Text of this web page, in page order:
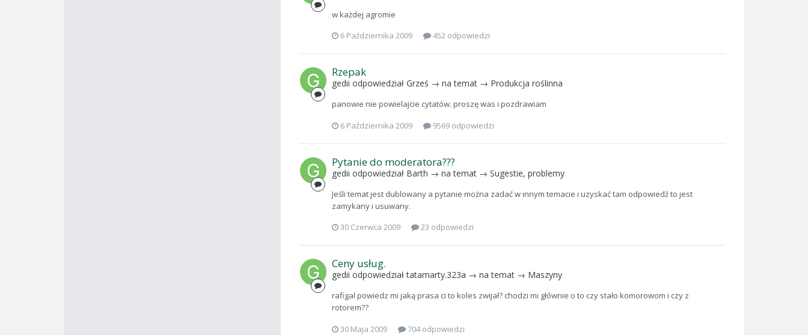
w każdej agromie
6 Października 2009
452 odpowiedzi
Rzepak
gedii odpowiedział Grześ → na temat → Produkcja roślinna
panowie nie powielajcie cytatów. proszę was i pozdrawiam
6 Października 2009
9569 odpowiedzi
Pytanie do moderatora???
gedii odpowiedział Barth → na temat → Sugestie, problemy
Jeśli temat jest dublowany a pytanie można zadać w innym temacie i uzyskać tam odpowiedź to jest
zamykany i usuwany.
30 Czerwca 2009
23 odpowiedzi
Ceny usług.
gedii odpowiedziałtatamarty.323a → na temat → Maszyny
rafigal powiedz mi jaką prasa ci to koles zwijał? chodzi mi głównie o to czy stało komorowom i czy z
rotorem??
30 Maja 2009
704 odpowiedzi